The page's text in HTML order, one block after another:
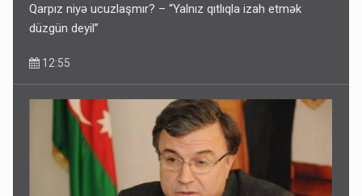
Qarpız niyə ucuzlaşmır? – “Yalnız qıtlıqla izah etmək
düzgün deyil”
12:55